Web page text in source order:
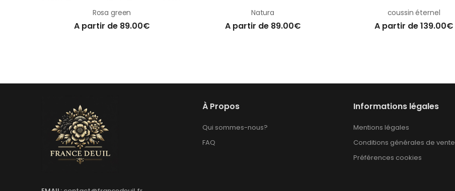
Rosa green
A partir de 89.00€
Natura
A partir de 89.00€
coussin éternel
A partir de 139.00€
À Propos
Qui sommes-nous?
FAQ
Informations légales
Mentions légales
Conditions générales de vente
Préférences cookies